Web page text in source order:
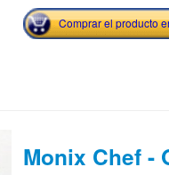
Comprar el producto
Monix Chef -